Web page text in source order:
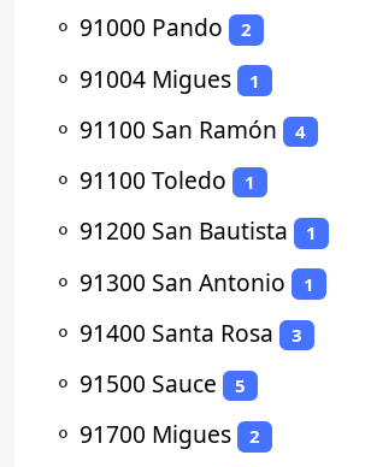
⚬ 91000 Pando 2
⚬ 91004 Migues 1
⚬ 91100 San Ramón 4
⚬ 91100 Toledo 1
⚬ 91200 San Bautista 1
⚬ 91300 San Antonio 1
⚬ 91400 Santa Rosa 3
⚬ 91500 Sauce 5
⚬ 91700 Migues 2